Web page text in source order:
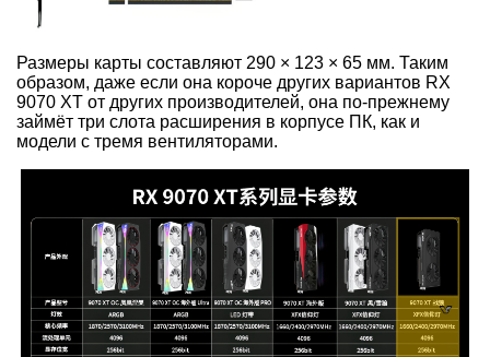
Размеры карты составляют 290 × 123 × 65 мм. Таким
образом, даже если она короче других вариантов RX
9070 XT от других производителей, она по-прежнему
займёт три слота расширения в корпусе ПК, как и
модели с тремя вентиляторами.